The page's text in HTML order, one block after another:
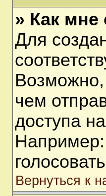
» Как
Для
Возможно,
чем
доступа
Вернуться к